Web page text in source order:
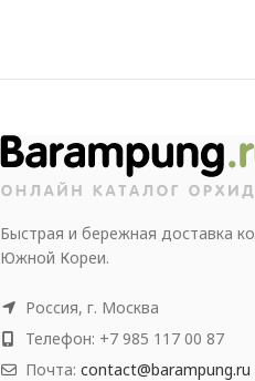
Быстрая и бережная доставка
Южной Кореи.
Россия, г. Москва
Телефон: +7 985 117 00 87
Почта: contact@barampung.ru